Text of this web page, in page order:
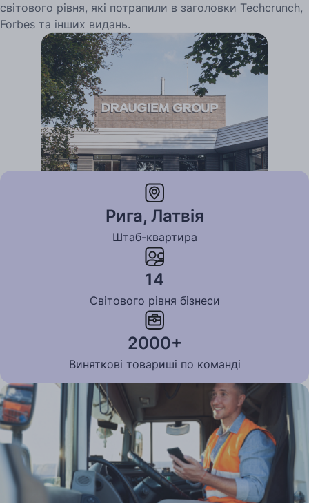
світового рівня, які потрапили в заголовки Techcrunch,
Forbes та інших видань.
Рига, Латвія
Штаб-квартира
14
Світового рівня бізнеси
2000+
Виняткові товариші по команді